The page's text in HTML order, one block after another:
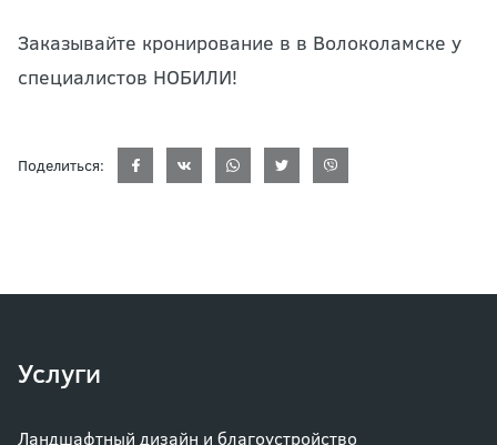
Заказывайте кронирование в в Волоколамске у
специалистов НОБИЛИ!
Поделиться:
Услуги
Ландшафтный дизайн и благоустройство